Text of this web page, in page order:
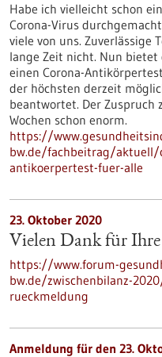
Habe ich vielleicht schon
Corona-Virus
viele von uns. Zuverlässige
lange Zeit nicht. Nun bietet
einen Corona-
der höchsten derzeit
beantwortet. Der Zuspruch
Wochen schon enorm.
https://
bw.de/fachbeitrag/aktuell/
antikoerpertest-fuer-alle
23. Oktober 2020
Vielen Dank für
https://www.forum-
bw.de/zwischenbilanz-
rueckmeldung
Anmeldung für den 23.